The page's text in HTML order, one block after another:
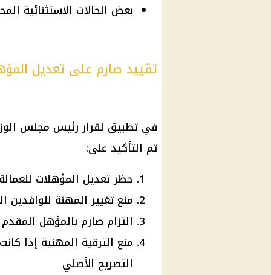
بعض الحالات الاستثنائية
تقييد صارم على تعديل
في تطبيق لقراررئيس مجلس
تم التأكيد على:
حظر تعديل المؤهلات
منع تغيير المهنة
التزام صارم بالمؤهل
منع الترقية المهنية إذا
التصريح الأصلي